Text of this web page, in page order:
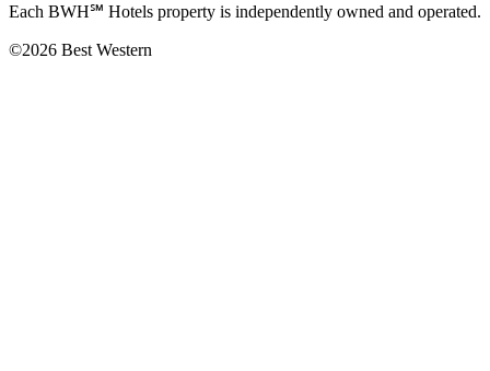
Each BWH℠ Hotels property is independently owned and operated.
©2026 Best Western